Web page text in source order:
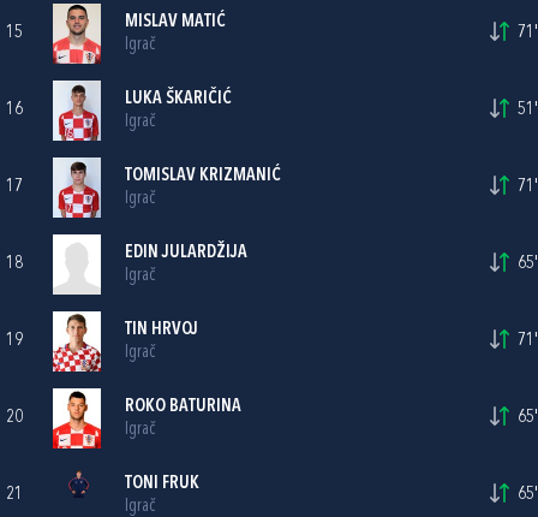
15
MISLAV MATIĆ
Igrač
71'
16
LUKA ŠKARIČIĆ
Igrač
51'
17
TOMISLAV KRIZMANIĆ
Igrač
71'
18
EDIN JULARDŽIJA
Igrač
65'
19
TIN HRVOJ
Igrač
71'
20
ROKO BATURINA
Igrač
65'
21
TONI FRUK
Igrač
65'